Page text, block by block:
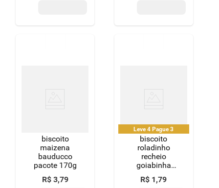
biscoito
maizena
bauducco
pacote 170g
R$ 3,79
Leve 4 Pague 3
biscoito
roladinho
recheio
goiabinha
piraquê pacote
25g
R$ 1,79